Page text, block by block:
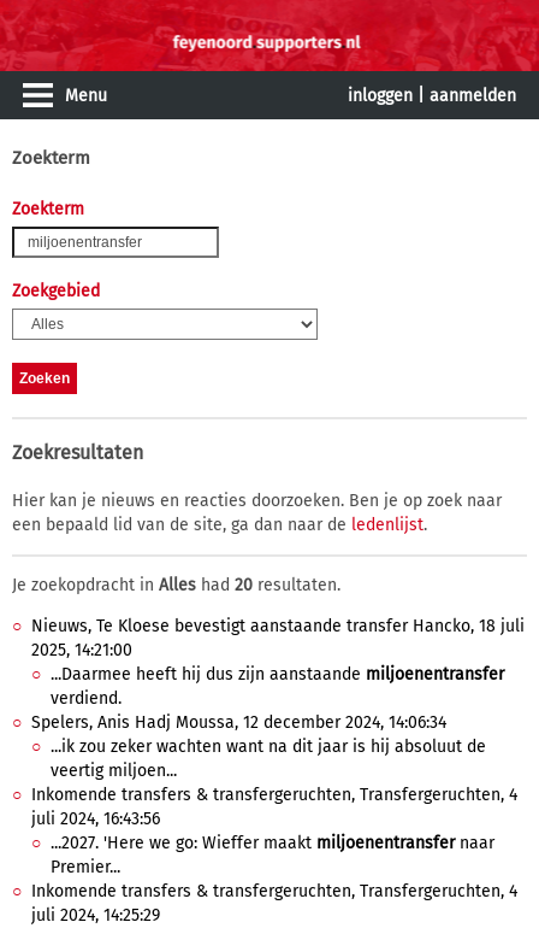
Menu inloggen aanmelden
Zoekterm
Zoekterm
Zoekgebied
Zoekresultaten
Hier kan je nieuws en reacties doorzoeken. Ben je op zoek naar
een bepaald lid van de site, ga dan naar de ledenlijst.
Je zoekopdracht in Alles had 20 resultaten.
Nieuws, Te Kloese bevestigt aanstaande transfer Hancko, 18 juli
2025, 14:21:00
...Daarmee heeft hij dus zijn aanstaande miljoenentransfer
verdiend.
Spelers, Anis Hadj Moussa, 12 december 2024, 14:06:34
...ik zou zeker wachten want na dit jaar is hij absoluut de
veertig miljoen...
Inkomende transfers & transfergeruchten, Transfergeruchten, 4
juli 2024, 16:43:56
...2027. 'Here we go: Wieffer maakt miljoenentransfernaar
Premier...
Inkomende transfers & transfergeruchten, Transfergeruchten, 4
juli 2024, 14:25:29